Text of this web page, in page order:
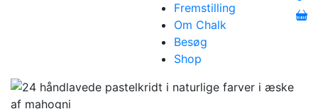
Fremstilling
Om Chalk
Besøg
Shop